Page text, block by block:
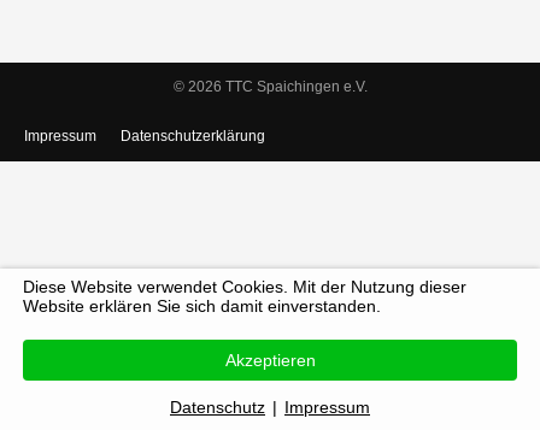
© 2026 TTC Spaichingen e.V.
Impressum Datenschutzerklärung
Diese Website verwendet Cookies. Mit der Nutzung dieser
Website erklären Sie sich damit einverstanden.
Akzeptieren
Datenschutz | Impressum